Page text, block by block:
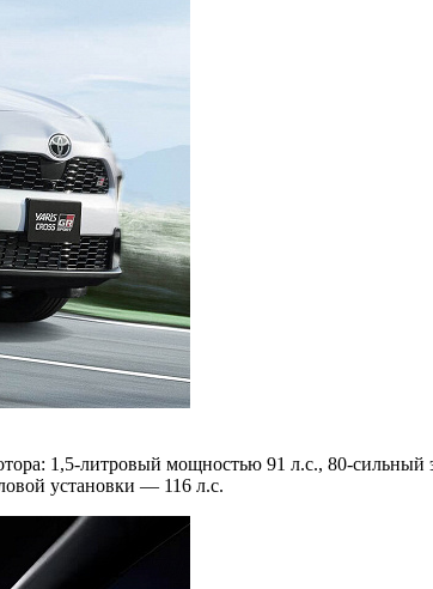
1,5-литровый мощностью 91 л.с., 80-сильный
установки — 116 л.с.